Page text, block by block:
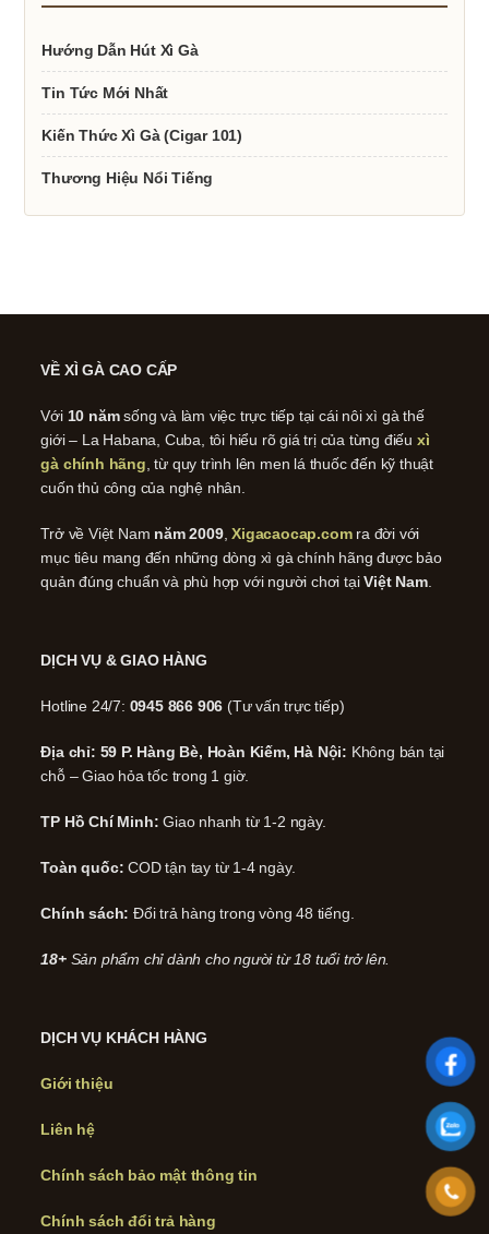
Hướng Dẫn Hút Xì Gà
Tin Tức Mới Nhất
Kiến Thức Xì Gà (Cigar 101)
Thương Hiệu Nổi Tiếng
VỀ XÌ GÀ CAO CẤP
Với 10 nămsống và làm việc trực tiếp tại cái nôi xì gà thế
giới – La Habana, Cuba, tôi hiểu rõ giá trị của từng điếu xì
gà chính hãng , từ quy trình lên men lá thuốc đến kỹ thuật
cuốn thủ công của nghệ nhân.
Trở về Việt Nam năm 2009,Xigacaocap.comra đời với
mục tiêu mang đến những dòng xì gà chính hãng được bảo
quản đúng chuẩn và phù hợp với người chơi tạiViệt Nam.
DỊCH VỤ & GIAO HÀNG
Hotline 24/7: 0945 866 906 (Tư vấn trực tiếp)
Địa chỉ: 59 P. Hàng Bè, Hoàn Kiếm, Hà Nội: Không bán tại
chỗ – Giao hỏa tốc trong 1 giờ.
TP Hồ Chí Minh: Giao nhanh từ 1-2 ngày.
Toàn quốc: COD tận tay từ 1-4 ngày.
Chính sách: Đổi trả hàng trong vòng 48 tiếng.
18+ Sản phẩm chỉ dành cho người từ 18 tuổi trở lên.
DỊCH VỤ KHÁCH HÀNG
Giới thiệu
Liên hệ
Chính sách bảo mật thông tin
Chính sách đổi trả hàng